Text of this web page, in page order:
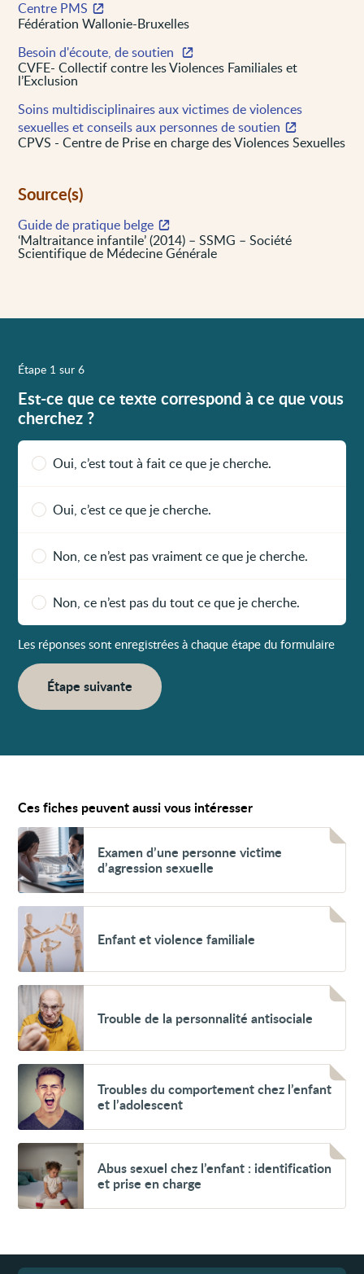
Centre PMS
Fédération Wallonie-Bruxelles
Besoin d'écoute, de soutien
CVFE- Collectif contre les Violences Familiales et
l’Exclusion
Soins multidisciplinaires aux victimes de violences
sexuelles et conseils aux personnes de soutien
CPVS - Centre de Prise en charge des Violences Sexuelles
Source(s)
Guide de pratique belge
‘Maltraitance infantile’ (2014) – SSMG – Société
Scientifique de Médecine Générale
Étape 1 sur 6
Est-ce que ce texte correspond à ce que vous
cherchez ?
Oui, c’est tout à fait ce que je cherche.
Oui, c’est ce que je cherche.
Non, ce n’est pas vraiment ce que je cherche.
Non, ce n’est pas du tout ce que je cherche.
Les réponses sont enregistrées à chaque étape du formulaire
Étape suivante
Ces fiches peuvent aussi vous intéresser
Voir
Examen
d’une
personne
victime
sexuelle
Examen d’une personne victime
d’agression sexuelle
Voir
Enfant
et
violence
familiale
Enfant et violence familiale
Voir
Trouble
de
la
personnalité
Trouble de la personnalité antisociale
Voir
Troubles
comportement
chez
et
l’adolescent
Troubles du comportement chez l’enfant
et l’adolescent
Voir
Abus
sexuel
chez
l’enfant :
en
charge
Abus sexuel chez l’enfant : identification
et prise en charge